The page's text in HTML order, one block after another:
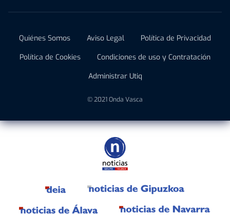
Quiénes Somos Aviso Legal
Política de Privacidad
Política de Cookies
Condiciones de uso y Contratación
Administrar Utiq
© 2021 Onda Vasca